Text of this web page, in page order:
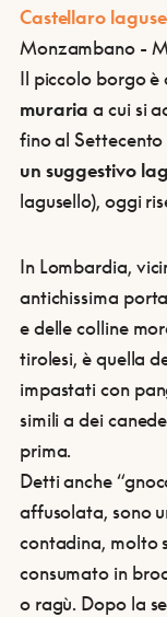
Castellaro
Monzambano -
Il piccolo borgo è
muraria a cui si
fino al
un suggestivo
lagusello), oggi
In Lombardia,
antichissima
e delle colline
tirolesi, è quella
impastati con
simili a dei
prima.
Detti anche
affusolata, sono
contadina, molto
consumato in
o ragù. Dopo la